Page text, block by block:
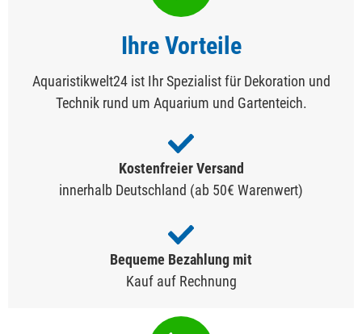
Ihre Vorteile
Aquaristikwelt24 ist Ihr Spezialist für Dekoration und
Technik rund um Aquarium und Gartenteich.
Kostenfreier Versand
innerhalb Deutschland (ab 50€ Warenwert)
Bequeme Bezahlung mit
Kauf auf Rechnung